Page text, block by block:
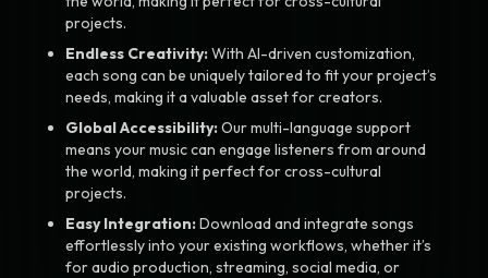
projects.
Endless Creativity:With AI-driven customization,
each song can be uniquely tailored to fit your project’s
needs, making it a valuable asset for creators.
Global Accessibility:Our multi-language support
means your music can engage listeners from around
the world, making it perfect for cross-cultural
projects.
Easy Integration:Download and integrate songs
effortlessly into your existing workflows, whether it’s
for audio production, streaming, social media, or